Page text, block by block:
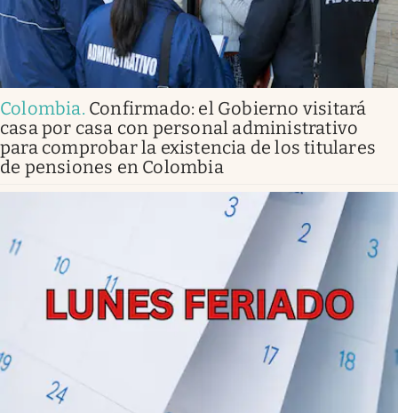
Colombia. Confirmado: el Gobierno visitará
casa por casa con personal administrativo
para comprobar la existencia de los titulares
de pensiones en Colombia